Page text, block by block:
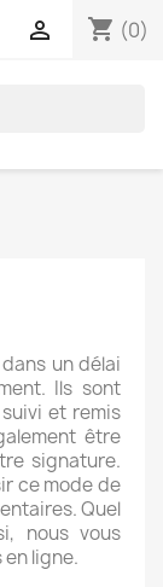
shopping_cart (0)

un délai
Ils sont
et remis
être
signature.
ce mode de
Quel
nous vous
ligne.